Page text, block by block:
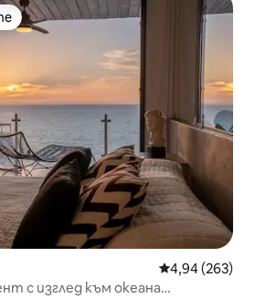
на гостите
Средна
4,94 (263)
с изглед към океана